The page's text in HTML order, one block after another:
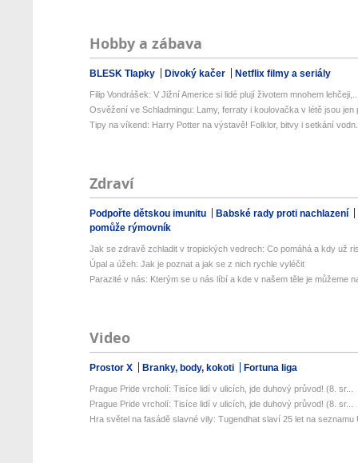
Hobby a zábava
BLESK Tlapky Divoký kačer Netflix filmy a seriály
Filip Vondrášek: V Jižní Americe si lidé plují životem mnohem
Osvěžení ve Schladmingu: Lamy, ferraty i koulovačka v létě jsou jen
Tipy na víkend: Harry Potter na výstavě! Folklor, bitvy i setkání
Zdraví
Podpořte dětskou imunitu
Babské rady proti nachlazení
pomůže rýmovník
Jak se zdravě zchladit v tropických vedrech: Co pomáhá a kdy už
Úpal a úžeh: Jak je poznat a jak se z nich rychle vyléčit
Parazité v nás: Kterým se u nás líbí a kde v našem těle je můžeme
Video
Prostor X Branky, body, kokoti Fortuna liga
Prague Pride vrcholí: Tisíce lidí v ulicích, jde duhový průvod! (8. sr...
Prague Pride vrcholí: Tisíce lidí v ulicích, jde duhový průvod! (8. sr...
Hra světel na fasádě slavné vily: Tugendhat slaví 25 let na seznamu